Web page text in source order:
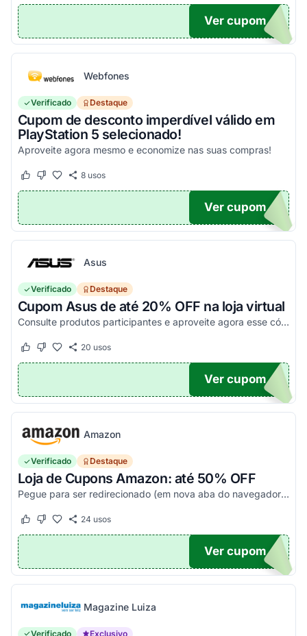
O100
Ver cupom
Webfones
Verificado Destaque
Cupom de desconto imperdível válido em
PlayStation 5 selecionado!
Aproveite agora mesmo e economize nas suas compras!
Este cupom funcionou
Este cupom não funcionou
8usos
O100
Ver cupom
Asus
Verificado Destaque
Cupom Asus de até 20% OFF na loja virtual
Consulte produtos participantes e aproveite agora esse código promocional!
Este cupom funcionou
Este cupom não funcionou
20 usos
20
Ver cupom
Amazon
Verificado Destaque
Loja de Cupons Amazon: até 50% OFF
Pegue para ser redirecionado (em nova aba do navegador) e acesse todos os cupons disponíveis da Amazon Brasil. Aproveite para economizar nesse link. Corra e garanta já o seu descon...
Este cupom funcionou
Este cupom não funcionou
24 usos
TICO
Ver cupom
Magazine Luiza
Verificado Exclusivo